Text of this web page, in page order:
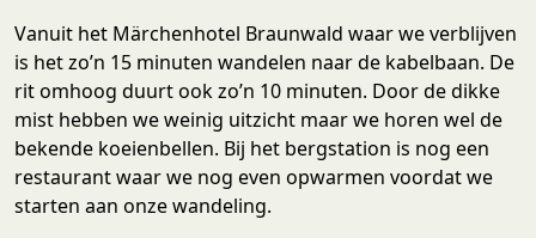
Vanuit het Märchenhotel Braunwald waar we verblijven
is het zo’n 15 minuten wandelen naar de kabelbaan. De
rit omhoog duurt ook zo’n 10 minuten. Door de dikke
mist hebben we weinig uitzicht maar we horen wel de
bekende koeienbellen. Bij het bergstation is nog een
restaurant waar we nog even opwarmen voordat we
starten aan onze wandeling.